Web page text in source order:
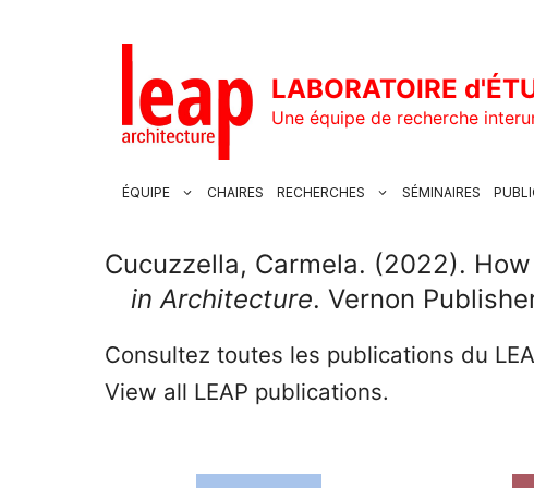
LABORATOIRE
Une équipe de recherche
ÉQUIPE CHAIRES RECHERCHES SÉMINAIRES
Cucuzzella, Carmela. (2022).
in Architecture. Vernon
Consultez toutes les publications du
View all LEAP publications.